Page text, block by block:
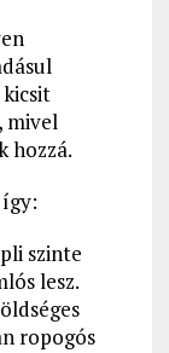
mivel
hozzá.
szinte
lesz.
ropogós